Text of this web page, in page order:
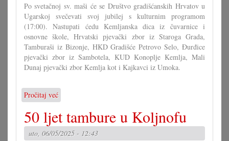
Po svetačnoj sv. maši će se Društvo gradišćanskih Hrvatov u
Ugarskoj svečevati svoj jubilej s kulturnim programom
(17:00). Nastupati ćedu Kemljanska dica iz čuvarnice i
osnovne škole, Hrvatski pjevački zbor iz Staroga Grada,
Tamburaši iz Bizonje, HKD Gradišće Petrovo Selo, Đurđice
pjevački zbor iz Sambotela, KUD Konoplje Kemlja, Mali
Dunaj pjevački zbor Kemlja kot i Kajkavci iz Umoka.
Pročitaj već
Kulturni
festival
-
35
50 ljet tambure u Koljnofu
uto, 06/05/2025 - 12:43